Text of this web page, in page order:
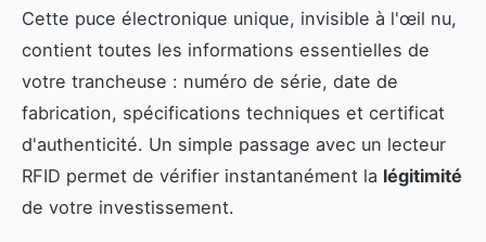
Cette puce électronique unique, invisible à l'œil nu,
contient toutes les informations essentielles de
votre trancheuse : numéro de série, date de
fabrication, spécifications techniques et certificat
d'authenticité. Un simple passage avec un lecteur
RFID permet de vérifier instantanément la légitimité
de votre investissement.